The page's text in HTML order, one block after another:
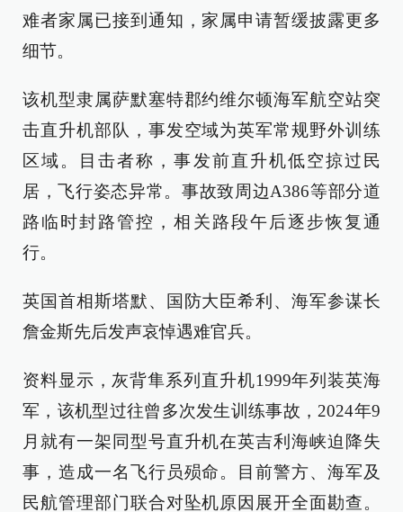
难者家属已接到通知，家属申请暂缓披露更多
细节。
该机型隶属萨默塞特郡约维尔顿海军航空站突
击直升机部队，事发空域为英军常规野外训练
区域。目击者称，事发前直升机低空掠过民
居，飞行姿态异常。事故致周边A386等部分道
路临时封路管控，相关路段午后逐步恢复通
行。
英国首相斯塔默、国防大臣希利、海军参谋长
詹金斯先后发声哀悼遇难官兵。
资料显示，灰背隼系列直升机1999年列装英海
军，该机型过往曾多次发生训练事故，2024年9
月就有一架同型号直升机在英吉利海峡迫降失
事，造成一名飞行员殒命。目前警方、海军及
民航管理部门联合对坠机原因展开全面勘查。